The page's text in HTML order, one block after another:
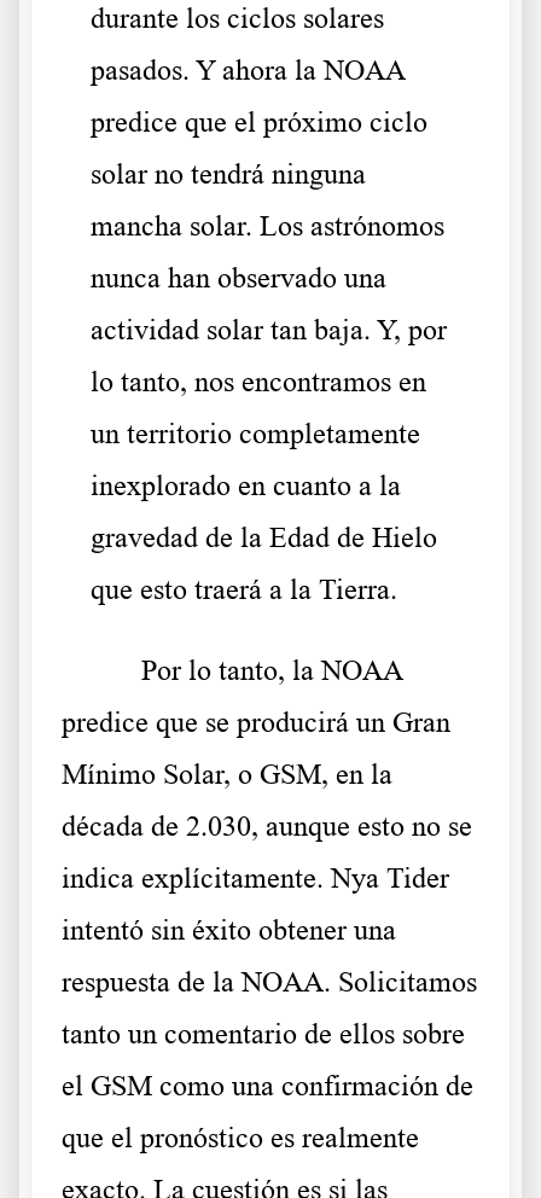
durante los ciclos solares
pasados. Y ahora la NOAA
predice que el próximo ciclo
solar no tendrá ninguna
mancha solar. Los astrónomos
nunca han observado una
actividad solar tan baja. Y, por
lo tanto, nos encontramos en
un territorio completamente
inexplorado en cuanto a la
gravedad de la Edad de Hielo
que esto traerá a la Tierra.
Por lo tanto, la NOAA
predice que se producirá un Gran
Mínimo Solar, o GSM, en la
década de 2.030, aunque esto no se
indica explícitamente. Nya Tider
intentó sin éxito obtener una
respuesta de la NOAA. Solicitamos
tanto un comentario de ellos sobre
el GSM como una confirmación de
que el pronóstico es realmente
exacto. La cuestión es si las